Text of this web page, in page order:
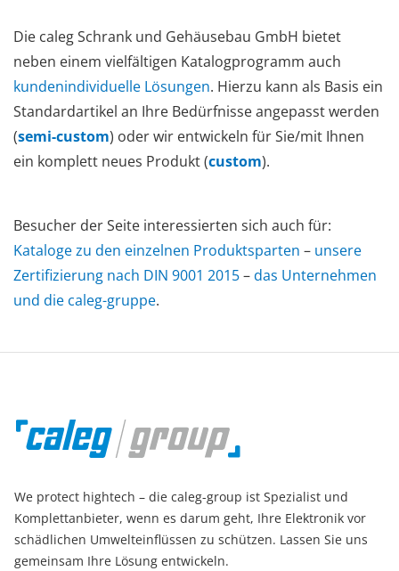
Die caleg Schrank und Gehäusebau GmbH bietet
neben einem vielfältigen Katalogprogramm auch
kundenindividuelle Lösungen. Hierzu kann als Basis ein
Standardartikel an Ihre Bedürfnisse angepasst werden
(semi-custom) oder wir entwickeln für Sie/mit Ihnen
ein komplett neues Produkt (custom).
Besucher der Seite interessierten sich auch für:
Kataloge zu den einzelnen Produktsparten – unsere
Zertifizierung nach DIN 9001 2015–das Unternehmen
und die caleg-gruppe.
We protect hightech – die caleg-group ist Spezialist und
Komplettanbieter, wenn es darum geht, Ihre Elektronik vor
schädlichen Umwelteinflüssen zu schützen. Lassen Sie uns
gemeinsam Ihre Lösung entwickeln.